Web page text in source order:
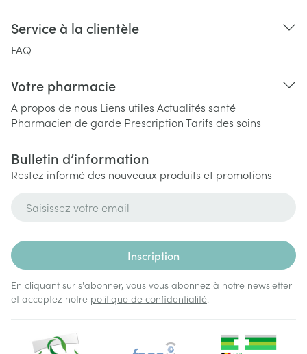
Service à la clientèle
FAQ
Votre pharmacie
A propos de nous Liens utiles Actualités santé
Pharmacien de garde PrescriptionTarifs des soins
Bulletin d’information
Restez informé des nouveaux produits et promotions
Inscription
En cliquant sur s'abonner, vous vous abonnez à notre newsletter
et acceptez notre politique de confidentialité.